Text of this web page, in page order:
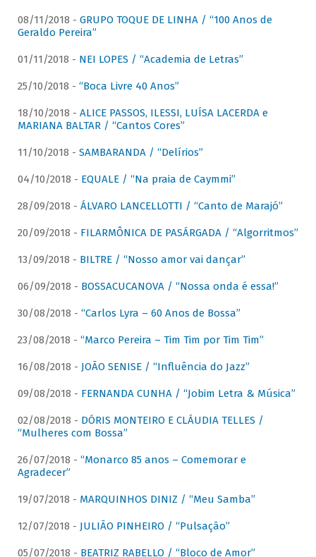
08/11/2018 - GRUPO TOQUE DE LINHA / “100 Anos de
Geraldo Pereira”
01/11/2018 - NEI LOPES / “Academia de Letras”
25/10/2018 - “Boca Livre 40 Anos”
18/10/2018 - ALICE PASSOS, ILESSI, LUÍSA LACERDA e
MARIANA BALTAR / “Cantos Cores”
11/10/2018 - SAMBARANDA / “Delírios”
04/10/2018 - EQUALE / “Na praia de Caymmi”
28/09/2018 - ÁLVARO LANCELLOTTI / “Canto de Marajó”
20/09/2018 - FILARMÔNICA DE PASÁRGADA / “Algorritmos”
13/09/2018 - BILTRE / “Nosso amor vai dançar”
06/09/2018 - BOSSACUCANOVA / “Nossa onda é essa!”
30/08/2018 - “Carlos Lyra – 60 Anos de Bossa”
23/08/2018 - “Marco Pereira – Tim Tim por Tim Tim”
16/08/2018 - JOÃO SENISE / “Influência do Jazz”
09/08/2018 - FERNANDA CUNHA / “Jobim Letra & Música”
02/08/2018 - DÓRIS MONTEIRO E CLÁUDIA TELLES /
“Mulheres com Bossa”
26/07/2018 - “Monarco 85 anos – Comemorar e
Agradecer”
19/07/2018 - MARQUINHOS DINIZ / “Meu Samba”
12/07/2018 - JULIÃO PINHEIRO / “Pulsação”
05/07/2018 - BEATRIZ RABELLO / “Bloco de Amor”